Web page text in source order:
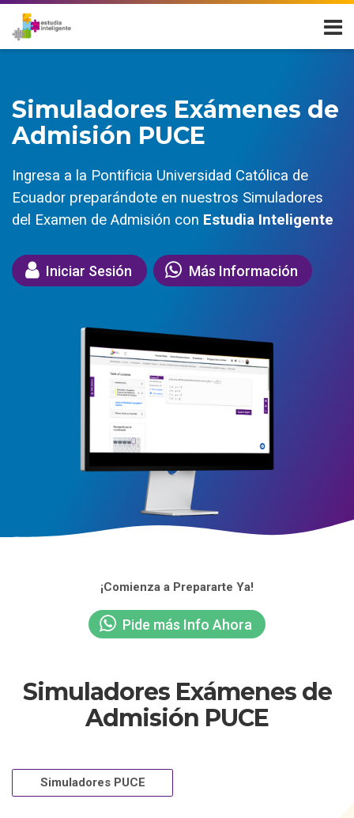
Skip to navigation
Skip to login form
Salta al contenido principal
Skip to footer
Simulador Examen de Admisión PUCE
Simuladores Exámenes de
Admisión PUCE
Ingresa a la Pontificia Universidad Católica de
Ecuador preparándote en nuestros Simuladores
del Examen de Admisión con Estudia Inteligente
Iniciar Sesión Más Información
¡Comienza a Prepararte Ya!
Pide más Info Ahora
Simuladores Exámenes de
Admisión PUCE
Simuladores PUCE